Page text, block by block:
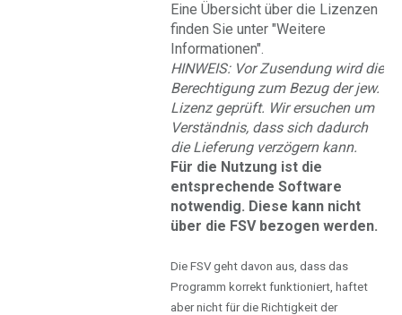
Eine Übersicht über die Lizenzen
finden Sie unter "Weitere
Informationen".
HINWEIS: Vor Zusendung wird die
Berechtigung zum Bezug der jew.
Lizenz geprüft. Wir ersuchen um
Verständnis, dass sich dadurch
die Lieferung verzögern kann.
Für die Nutzung ist die
entsprechende Software
notwendig. Diese kann nicht
über die FSV bezogen werden.
Die FSV geht davon aus, dass das
Programm korrekt funktioniert, haftet
aber nicht für die Richtigkeit der